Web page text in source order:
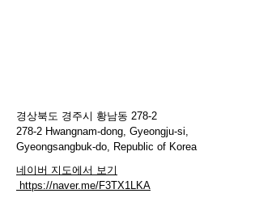
경상북도 경주시 황남동 278-2
278-2 Hwangnam-dong, Gyeongju-si,
Gyeongsangbuk-do, Republic of Korea
네이버 지도에서 보기
https://naver.me/F3TX1LKA